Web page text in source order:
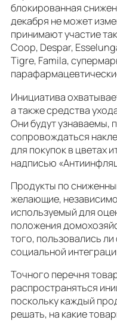
блокированная
декабря не может
принимают участие
Coop, Despar,
Tigre, Famila,
Инициатива
а также средства
Они будут узнаваемы,
сопровождаться
для покупок в цветах
надписью
Продукты по
желающие, независимо
используемый для
положения
того, пользовались
социальной
Точного перечня
распространяться
поскольку каждый
решать, на какие